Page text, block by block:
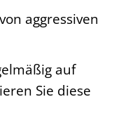
aggressiven
auf
Sie diese